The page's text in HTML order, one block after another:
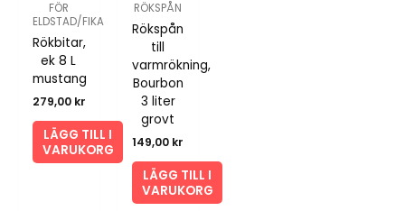
FÖR
ELDSTAD/FIKA
Rökbitar,
ek 8 L
mustang
279,00 kr
LÄGG TILL I
VARUKORG
RÖKSPÅN
Rökspån
till
varmrökning,
Bourbon
3 liter
grovt
149,00 kr
LÄGG TILL I
VARUKORG